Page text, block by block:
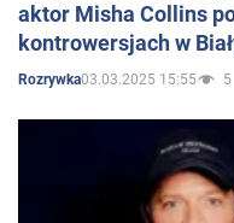
aktor Misha Collins
kontrowersjach w
Rozrywka03.03.2025 15:55 5